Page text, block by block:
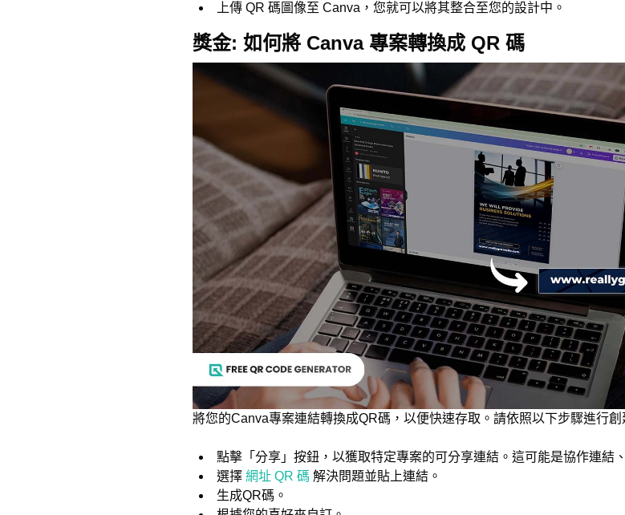
上傳 QR 碼圖像至 Canva，您就可以將其整合至您的設計中。
獎金: 如何將 Canva 專案轉換成 QR 碼
將您的Canva專案連結轉換成QR碼，以便快速存取。請依照以下步驟進行創
點擊「分享」按鈕，以獲取特定專案的可分享連結。這可能是協作連結
選擇 網址 QR 碼 解決問題並貼上連結。
生成QR碼。